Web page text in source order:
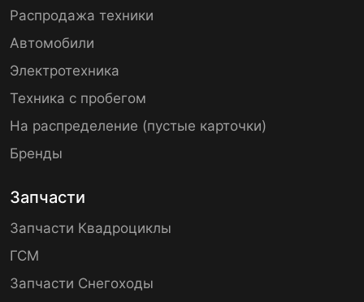
Распродажа техники
Автомобили
Электротехника
Техника с пробегом
На распределение (пустые карточки)
Бренды
Запчасти
Запчасти Квадроциклы
ГСМ
Запчасти Снегоходы